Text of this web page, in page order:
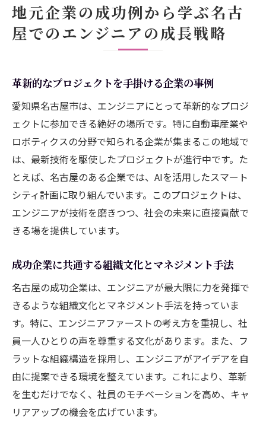
地元企業の成功例から学ぶ名古
屋でのエンジニアの成長戦略
革新的なプロジェクトを手掛ける企業の事例
愛知県名古屋市は、エンジニアにとって革新的なプロジ
ェクトに参加できる絶好の場所です。特に自動車産業や
ロボティクスの分野で知られる企業が集まるこの地域で
は、最新技術を駆使したプロジェクトが進行中です。た
とえば、名古屋のある企業では、AIを活用したスマート
シティ計画に取り組んでいます。このプロジェクトは、
エンジニアが技術を磨きつつ、社会の未来に直接貢献で
きる場を提供しています。
成功企業に共通する組織文化とマネジメント手法
名古屋の成功企業は、エンジニアが最大限に力を発揮で
きるような組織文化とマネジメント手法を持っていま
す。特に、エンジニアファーストの考え方を重視し、社
員一人ひとりの声を尊重する文化があります。また、フ
ラットな組織構造を採用し、エンジニアがアイデアを自
由に提案できる環境を整えています。これにより、革新
を生むだけでなく、社員のモチベーションを高め、キャ
リアアップの機会を広げています。